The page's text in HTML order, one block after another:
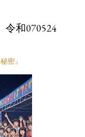
和070524
密』